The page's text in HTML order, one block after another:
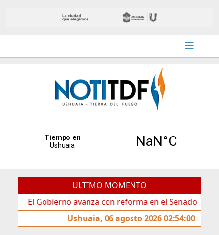
ULTIMO MOMENTO
Gobierno avanza con reforma en el Senado
Ideas
Ushuaia, 06 agosto 2026 02:54:00